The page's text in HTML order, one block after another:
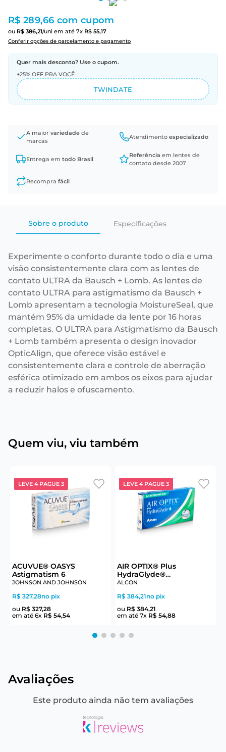
R$ 289,66 com cupom
ou R$ 386,21/uni em até 7x R$ 55,17
Conferir opções de parcelamento e pagamento
Quer mais desconto? Use o cupom.
+25% OFF PRA VOCÊ
TWINDATE
A maior variedade de
marcas
Atendimento especializado
Entrega em todo Brasil
Referência em lentes de
contato desde 2007
Recompra fácil
Sobre o produto Especificações
Experimente o conforto durante todo o dia e uma
visão consistentemente clara com as lentes de
contato ULTRA da Bausch + Lomb. As lentes de
contato ULTRA para astigmatismo da Bausch +
Lomb apresentam a tecnologia MoistureSeal, que
mantém 95% da umidade da lente por 16 horas
completas. O ULTRA para Astigmatismo da Bausch
+ Lomb também apresenta o design inovador
OpticAlign, que oferece visão estável e
consistentemente clara e controle de aberração
esférica otimizado em ambos os eixos para ajudar
a reduzir halos e ofuscamento.
Quem viu, viu também
LEVE 4 PAGUE 3
ACUVUE® OASYS
Astigmatism 6
JOHNSON AND JOHNSON
R$ 327,28no pix
ou R$ 327,28
em até 6x R$ 54,54
LEVE 4 PAGUE 3
AIR OPTIX® Plus
HydraGlyde®
Astigmatism 6
ALCON
R$ 384,21no pix
ou R$ 384,21
em até 7x R$ 54,88
Avaliações
Este produto ainda não tem avaliações